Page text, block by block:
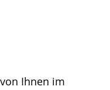
Ihnen im